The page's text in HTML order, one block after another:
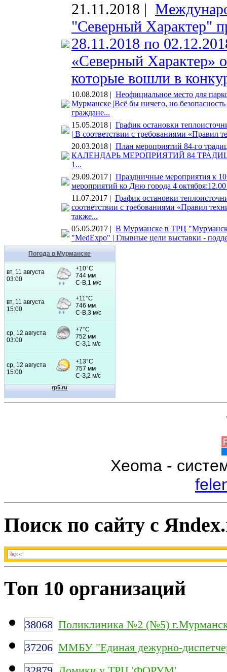
21.11.2018 |
"Северный Характер"
28.11.2018 по
«Северный Характер»
которые вошли в
10.08.2018 | Неофициальное место для
Мурманске |Всё бы ничего, но
граждане...
15.05.2018 | График остановки
| В соответствии с требованиями «Правил
20.03.2018 | План мероприятий 84-го
КАЛЕНДАРЬ МЕРОПРИЯТИЙ 84
1...
29.09.2017 | Праздничные мероприятия к
мероприятий ко Дню города 4
11.07.2017 | График остановки
соответствии с требованиями «Правил
также...
05.05.2017 | В Мурманске в ТРЦ "Мурманск
"MedExpo" | Глывные цели выставки -
Погода в Мурманске
Xeoma -
Поиск по сайту с
Топ 10 организаций
38068 Поликлиника №2 (№5)
37206 ММБУ "Единая дежурно-